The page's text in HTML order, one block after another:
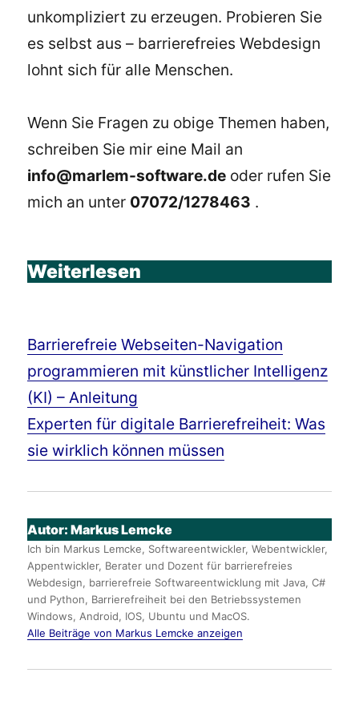
unkompliziert zu erzeugen. Probieren Sie
es selbst aus – barrierefreies Webdesign
lohnt sich für alle Menschen.
Wenn Sie Fragen zu obige Themen haben,
schreiben Sie mir eine Mail an
info@marlem-software.de oder rufen Sie
mich an unter 07072/1278463 .
Weiterlesen
Barrierefreie Webseiten-Navigation
programmieren mit künstlicher Intelligenz
(KI) – Anleitung
Experten für digitale Barrierefreiheit: Was
sie wirklich können müssen
Autor: Markus Lemcke
Ich bin Markus Lemcke, Softwareentwickler, Webentwickler,
Appentwickler, Berater und Dozent für barrierefreies
Webdesign, barrierefreie Softwareentwicklung mit Java, C#
und Python, Barrierefreiheit bei den Betriebssystemen
Windows, Android, IOS, Ubuntu und MacOS.
Alle Beiträge von Markus Lemcke anzeigen